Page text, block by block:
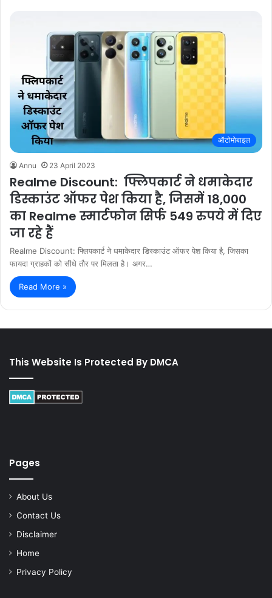
ऑटोमोबाइल
Annu 23 April 2023
Realme Discount: फ्लिपकार्ट ने धमाकेदार
डिस्काउंट ऑफर पेश किया है, जिसमें 18,000
का Realme स्मार्टफोन सिर्फ 549 रुपये में दिए
जा रहे हैं
Realme Discount: फ्लिपकार्ट ने धमाकेदार डिस्काउंट ऑफर पेश किया है, जिसका
फायदा ग्राहकों को सीधे तौर पर मिलता है। अगर…
Read More »
This Website Is Protected By DMCA
Pages
About Us
Contact Us
Disclaimer
Home
Privacy Policy